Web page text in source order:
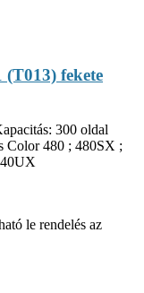
fekete
300 oldal
Color 480 ; 480SX ;
le rendelés az